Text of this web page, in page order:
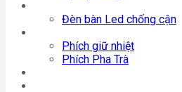
Đèn bàn Led chống cận
Phích giữ nhiệt
Phích Pha Trà